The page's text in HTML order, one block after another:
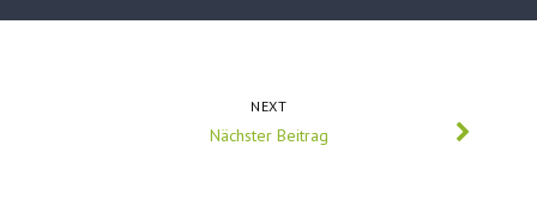
NEXT
Nächster Beitrag